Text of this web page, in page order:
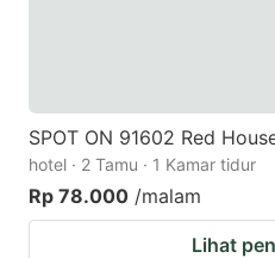
SPOT ON 91602 Red
hotel · 2 Tamu · 1 Kamar tidur
Rp 78.000 /malam
Lihat